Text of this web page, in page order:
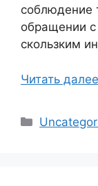
соблюдение
обращении
скользким
Читать далее
Рубрики